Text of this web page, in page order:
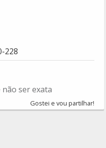
228
não ser exata